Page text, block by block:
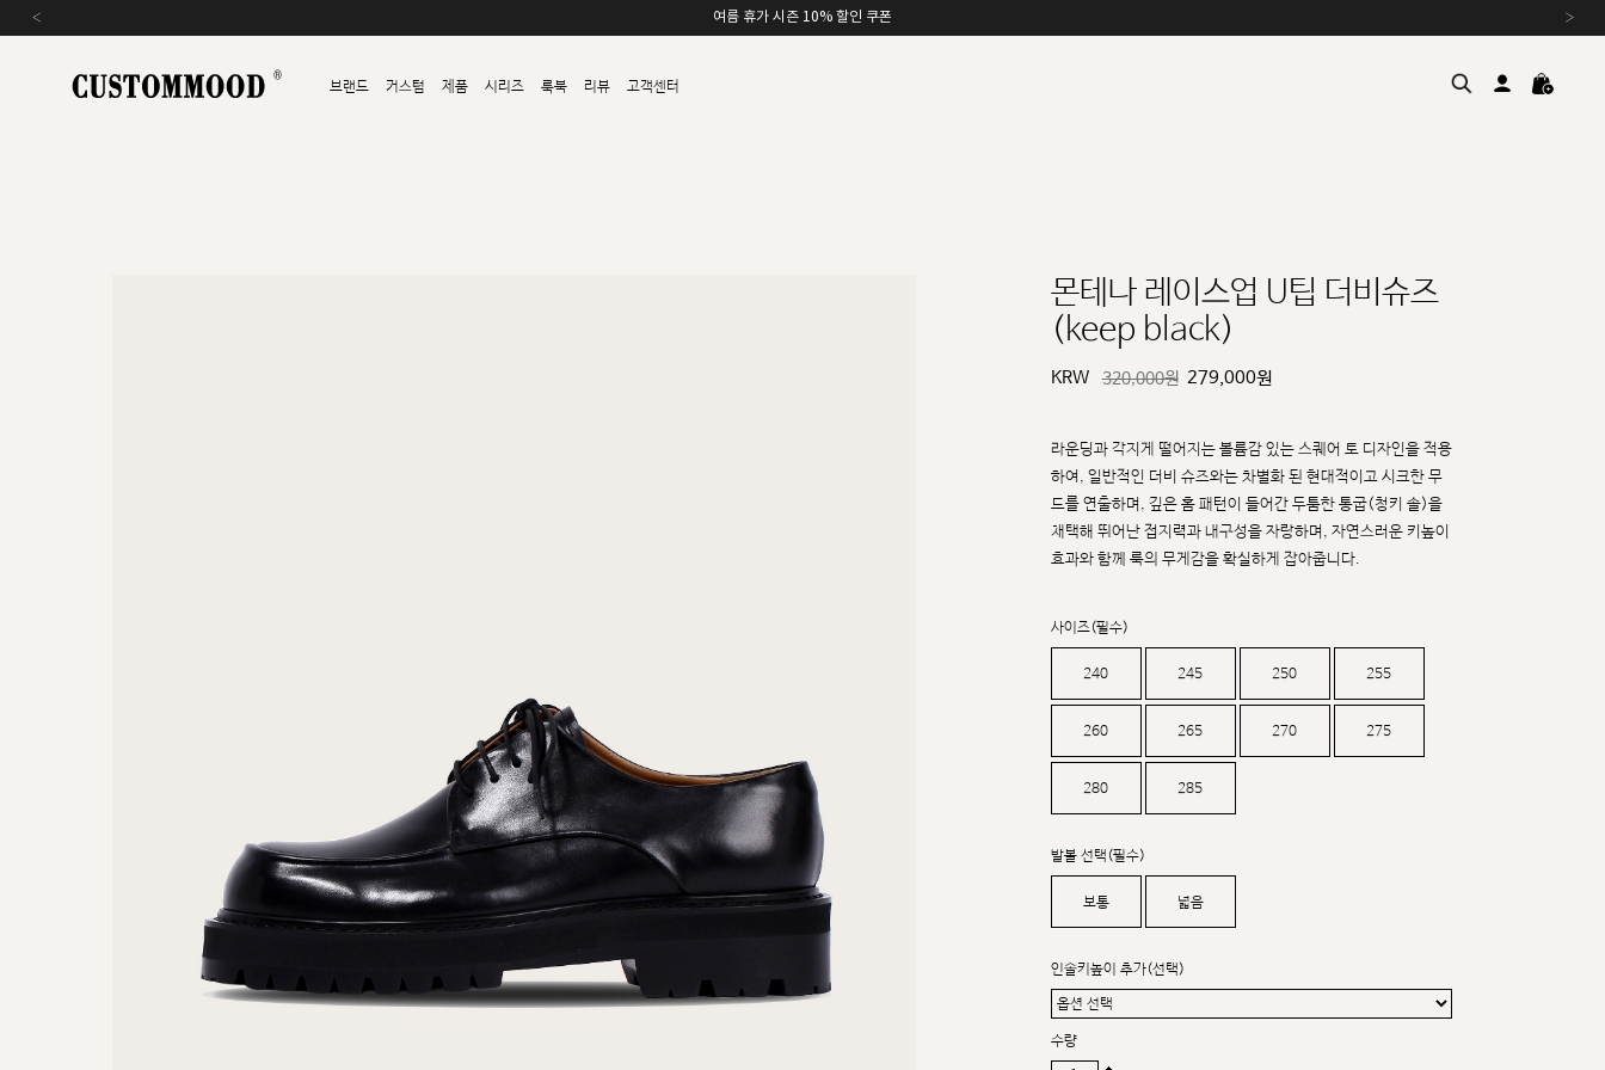
여름 휴가 시즌 10% 할인 쿠폰
‹ ›
브랜드 커스텀 제품 시리즈 룩북 리뷰 고객센터
몬테나 레이스업 U팁 더비슈즈
(keep black)
KRW 320,000원 279,000원
라운딩과 각지게 떨어지는 볼륨감 있는 스퀘어 토 디자인을 적용
하여, 일반적인 더비 슈즈와는 차별화 된 현대적이고 시크한 무
드를 연출하며, 깊은 홈 패턴이 들어간 두툼한 통굽(청키 솔)을
채택해 뛰어난 접지력과 내구성을 자랑하며, 자연스러운 키높이
효과와 함께 룩의 무게감을 확실하게 잡아줍니다.
사이즈(필수)
240 245 250 255
260 265 270 275
280 285
발볼 선택(필수)
보통 넓음
인솔키높이 추가(선택)
수량